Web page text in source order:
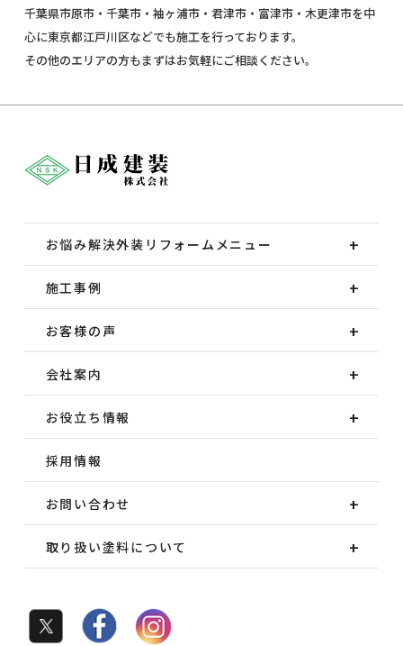
千葉県市原市・千葉市・袖ヶ浦市・君津市・富津市・木更津市を中
心に東京都江戸川区などでも施工を行っております。
その他のエリアの方もまずはお気軽にご相談ください。
お悩み解決外装 リフォームメニュー
施工事例
お客様の声
会社案内
お役立ち情報
採用情報
お問い合わせ
取り扱い塗料について